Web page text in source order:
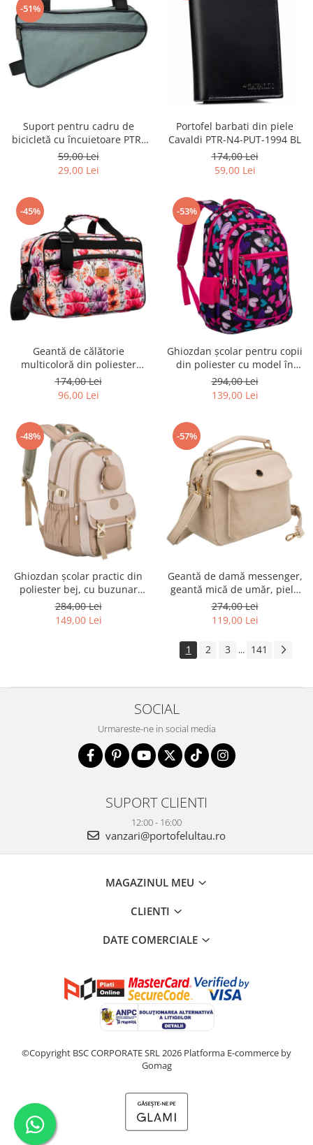
-51%
Suport pentru cadru de
bicicletă cu încuietoare PTR-
AR-S-101
59,00 Lei
29,00 Lei
Portofel barbati din piele
Cavaldi PTR-N4-PUT-1994 BL
174,00 Lei
59,00 Lei
-45%
Geantă de călătorie
multicoloră din poliester
rezistent cu port USB,
acoperită cu un model vegetal
- Rovicky PTR-R-TL15608-8831
174,00 Lei
96,00 Lei
-53%
Ghiozdan școlar pentru copii
din poliester cu model în
formă de inimă - Peterson
PTR-PTN BIEDRONKA G54
294,00 Lei
139,00 Lei
-48%
Ghiozdan școlar practic din
poliester bej, cu buzunar
suplimentar și spațiu pentru
o sticlă de apă - Peterson PTR-
PTN 8610-1341 BEIGE
284,00 Lei
149,00 Lei
-57%
Geantă de damă messenger,
geantă mică de umăr, piele
ecologică, geantă bej cu
fermoar la modă - Peterson
PTR-PTN MX02-P-7717-D.BE
274,00 Lei
119,00 Lei
1 2 3 ... 141
SOCIAL
Urmareste-ne in social media
SUPORT CLIENTI
12:00 - 16:00
vanzari@portofelultau.ro
MAGAZINUL MEU
CLIENTI
DATE COMERCIALE
©Copyright BSC CORPORATE SRL 2026 Platforma E-commerce by
Gomag